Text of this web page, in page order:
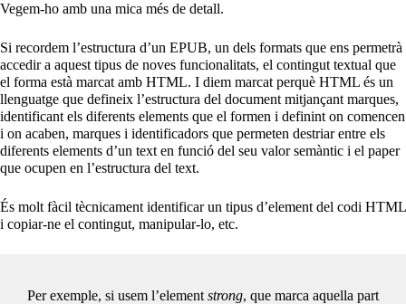
Vegem-ho amb una mica més de detall.
Si recordem l’estructura d’un EPUB, un dels formats que ens permetrà
accedir a aquest tipus de noves funcionalitats, el contingut textual que
el forma està marcat amb HTML. I diem marcat perquè HTML és un
llenguatge que defineix l’estructura del document mitjançant marques,
identificant els diferents elements que el formen i definint on comencen
i on acaben, marques i identificadors que permeten destriar entre els
diferents elements d’un text en funció del seu valor semàntic i el paper
que ocupen en l’estructura del text.
És molt fàcil tècnicament identificar un tipus d’element del codi HTML
i copiar-ne el contingut, manipular-lo, etc.
Per exemple, si usem l’element strong, que marca aquella part